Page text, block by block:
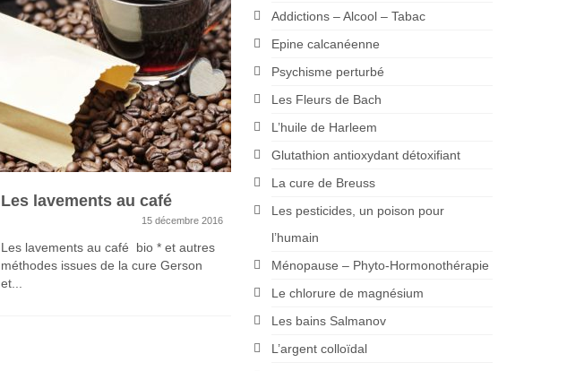
Les lavements au café
15 décembre 2016
Les lavements au café bio * et autres
méthodes issues de la cure Gerson
et...
Klamath – Spiruline
Tab 1 : le Lithothamne Tab 2 : la
chlorella Tab 3 : la Klamath...
Addictions – Alcool – Tabac
Epine calcanéenne
Psychisme perturbé
Les Fleurs de Bach
L’huile de Harleem
Glutathion antioxydant détoxifiant
La cure de Breuss
Les pesticides, un poison pour
l’humain
Ménopause – Phyto-Hormonothérapie
Le chlorure de magnésium
Les bains Salmanov
L’argent colloïdal